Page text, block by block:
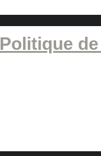
Politique